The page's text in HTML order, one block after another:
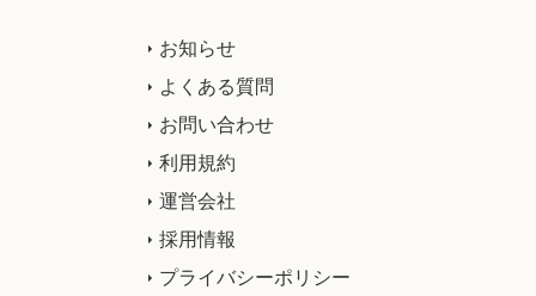
お知らせ
よくある質問
お問い合わせ
利用規約
運営会社
採用情報
プライバシーポリシー